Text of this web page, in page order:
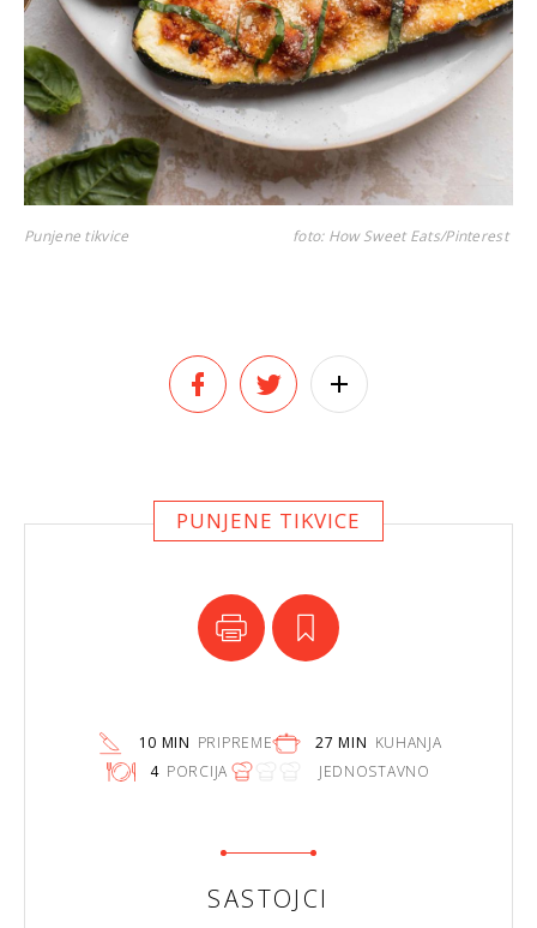
Punjene tikvice foto: How Sweet Eats/Pinterest
PUNJENE TIKVICE
10 MIN PRIPREME 27 MIN KUHANJA
4 PORCIJA JEDNOSTAVNO
SASTOJCI